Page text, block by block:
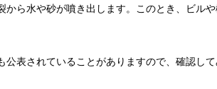
ら水や砂が噴き出します。このとき、ビル
表されていることがありますので、確認して